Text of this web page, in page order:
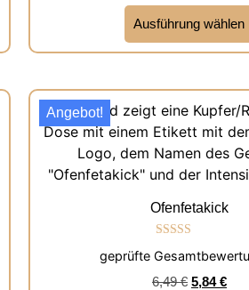
Ausführung wählen
Angebot!
Ofenfetakick
Bewertet mit
5.00
geprüfte
6,49€ 5,84€